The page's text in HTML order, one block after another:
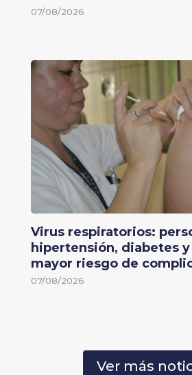
07/08/2026
Virus respiratorios:
hipertensión, diabetes
mayor riesgo de
07/08/2026
Ver más